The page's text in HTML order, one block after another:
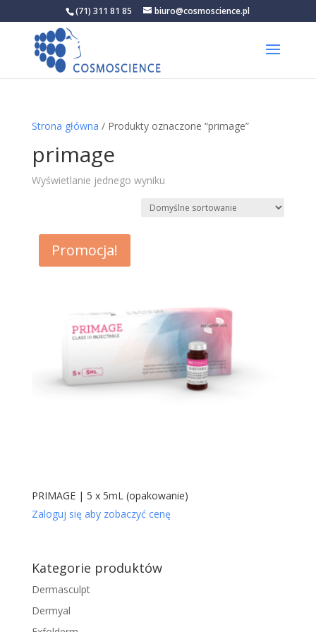
(71) 311 81 85 biuro@cosmoscience.pl
Strona główna / Produkty oznaczone “primage”
primage
Wyświetlanie jednego wyniku
Promocja!
PRIMAGE | 5 x 5mL (opakowanie)
Zaloguj się aby zobaczyć cenę
Kategorie produktów
Dermasculpt
Dermyal